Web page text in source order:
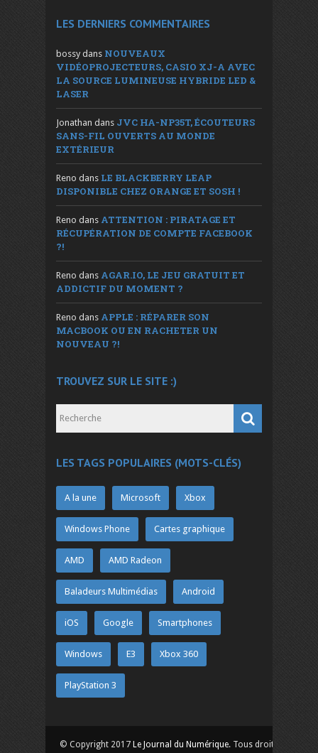
LES DERNIERS COMMENTAIRES
bossy dans NOUVEAUX
VIDÉOPROJECTEURS, CASIO XJ-A AVEC
LA SOURCE LUMINEUSE HYBRIDE LED &
LASER
Jonathan dans JVC HA-NP35T, ÉCOUTEURS
SANS-FIL OUVERTS AU MONDE
EXTÉRIEUR
Reno dans LE BLACKBERRY LEAP
DISPONIBLE CHEZ ORANGE ET SOSH !
Reno dans ATTENTION : PIRATAGE ET
RÉCUPÉRATION DE COMPTE FACEBOOK
?!
Reno dans AGAR.IO, LE JEU GRATUIT ET
ADDICTIF DU MOMENT ?
Reno dans APPLE : RÉPARER SON
MACBOOK OU EN RACHETER UN
NOUVEAU ?!
TROUVEZ SUR LE SITE :)
LES TAGS POPULAIRES (MOTS-CLÉS)
A la une Microsoft Xbox
Windows Phone Cartes graphique
AMD AMD Radeon
Baladeurs Multimédias Android
iOS Google Smartphones
Windows E3 Xbox 360
PlayStation 3
© Copyright 2017 Le Journal du Numérique. Tous droits réservés.